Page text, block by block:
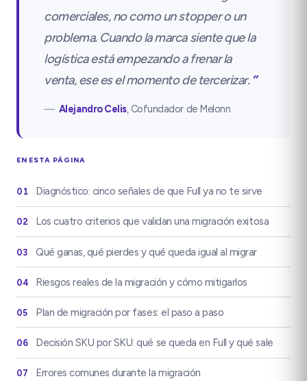
comerciales, no como un stopper o un
problema. Cuando la marca siente que la
logística está empezando a frenar la
venta, ese es el momento de tercerizar. ”
— Alejandro Celis, Cofundador de Melonn
EN ESTA PÁGINA
01 Diagnóstico: cinco señales de que Full ya no te sirve
02 Los cuatro criterios que validan una migración exitosa
03 Qué ganas, qué pierdes y qué queda igual al migrar
04 Riesgos reales de la migración y cómo mitigarlos
05 Plan de migración por fases: el paso a paso
06 Decisión SKU por SKU: qué se queda en Full y qué sale
07 Errores comunes durante la migración